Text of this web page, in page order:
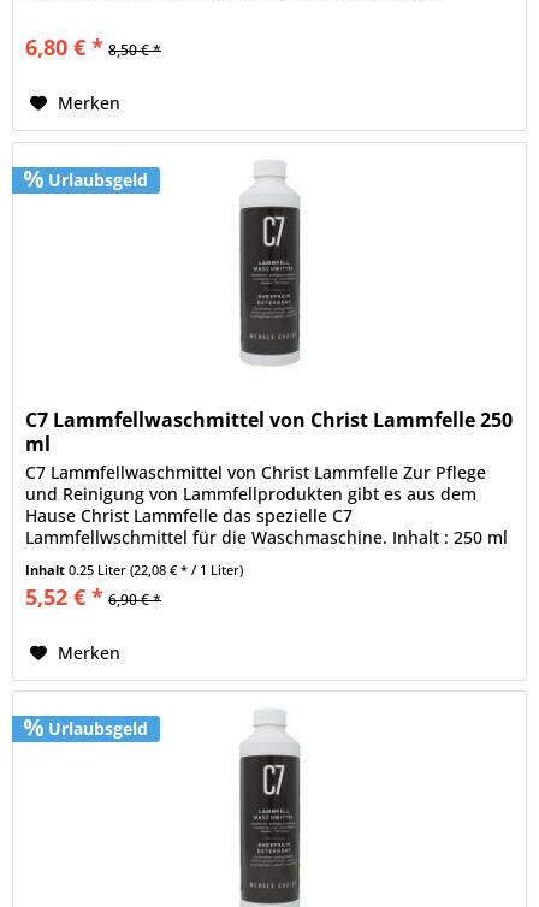
6,80 € * 8,50 € *
Merken
Urlaubsgeld
C7 Lammfellwaschmittel von Christ Lammfelle 250
ml
C7 Lammfellwaschmittel von Christ Lammfelle Zur Pflege
und Reinigung von Lammfellprodukten gibt es aus dem
Hause Christ Lammfelle das spezielle C7
Lammfellwschmittel für die Waschmaschine. Inhalt : 250 ml
Inhalt0.25 Liter(22,08 € * / 1 Liter)
5,52 € * 6,90 € *
Merken
Urlaubsgeld